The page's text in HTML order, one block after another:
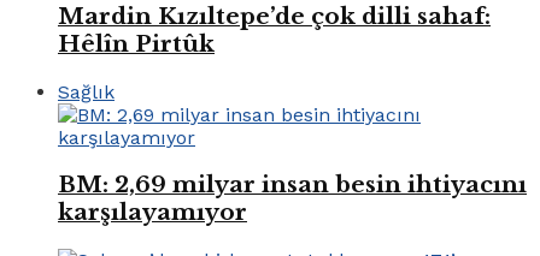
Mardin Kızıltepe’de çok dilli sahaf:
Hêlîn Pirtûk
Sağlık
BM: 2,69 milyar insan besin ihtiyacını
karşılayamıyor